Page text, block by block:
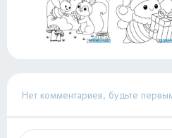
Нет комментариев, будьте